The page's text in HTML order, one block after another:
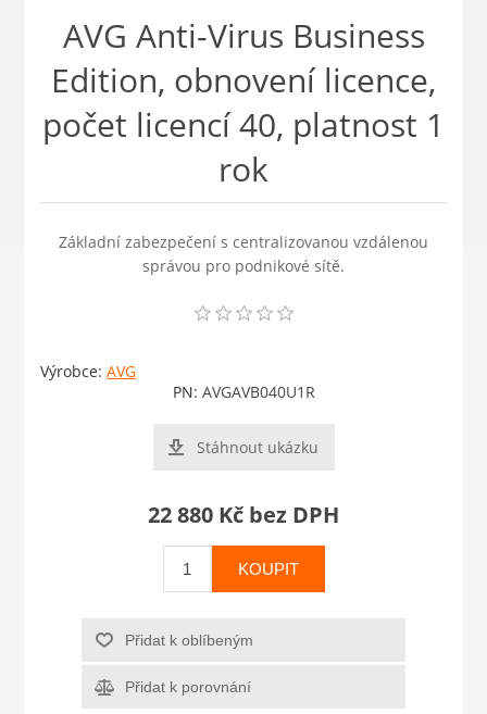
AVG Anti-Virus Business
Edition, obnovení licence,
počet licencí 40, platnost 1
rok
Základní zabezpečení s centralizovanou vzdálenou
správou pro podnikové sítě.
Výrobce: AVG
PN: AVGAVB040U1R
Stáhnout ukázku
22 880 Kč bez DPH
KOUPIT
Přidat k oblíbeným
Přidat k porovnání